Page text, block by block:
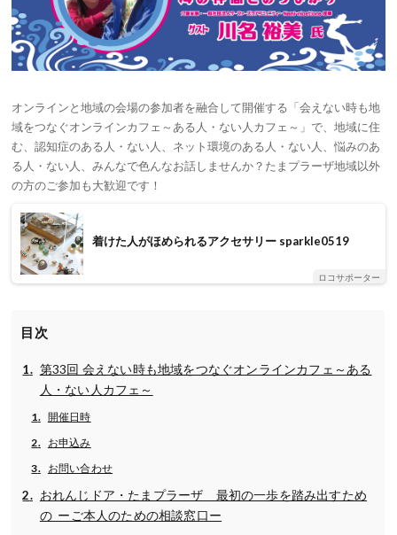
オンラインと地域の会場の参加者を融合して開催する「会えない時も地
域をつなぐオンラインカフェ～ある人・ない人カフェ～」で、地域に住
む、認知症のある人・ない人、ネット環境のある人・ない人、悩みのあ
る人・ない人、みんなで色んなお話しませんか？たまプラーザ地域以外
の方のご参加も大歓迎です！
着けた人がほめられるアクセサリー sparkle0519
ロコサポーター
目次
第33回 会えない時も地域をつなぐオンラインカフェ～ある
人・ない人カフェ～
開催日時
お申込み
お問い合わせ
おれんじドア・たまプラーザ 最初の一歩を踏み出すため
の ーご本人のための相談窓口ー